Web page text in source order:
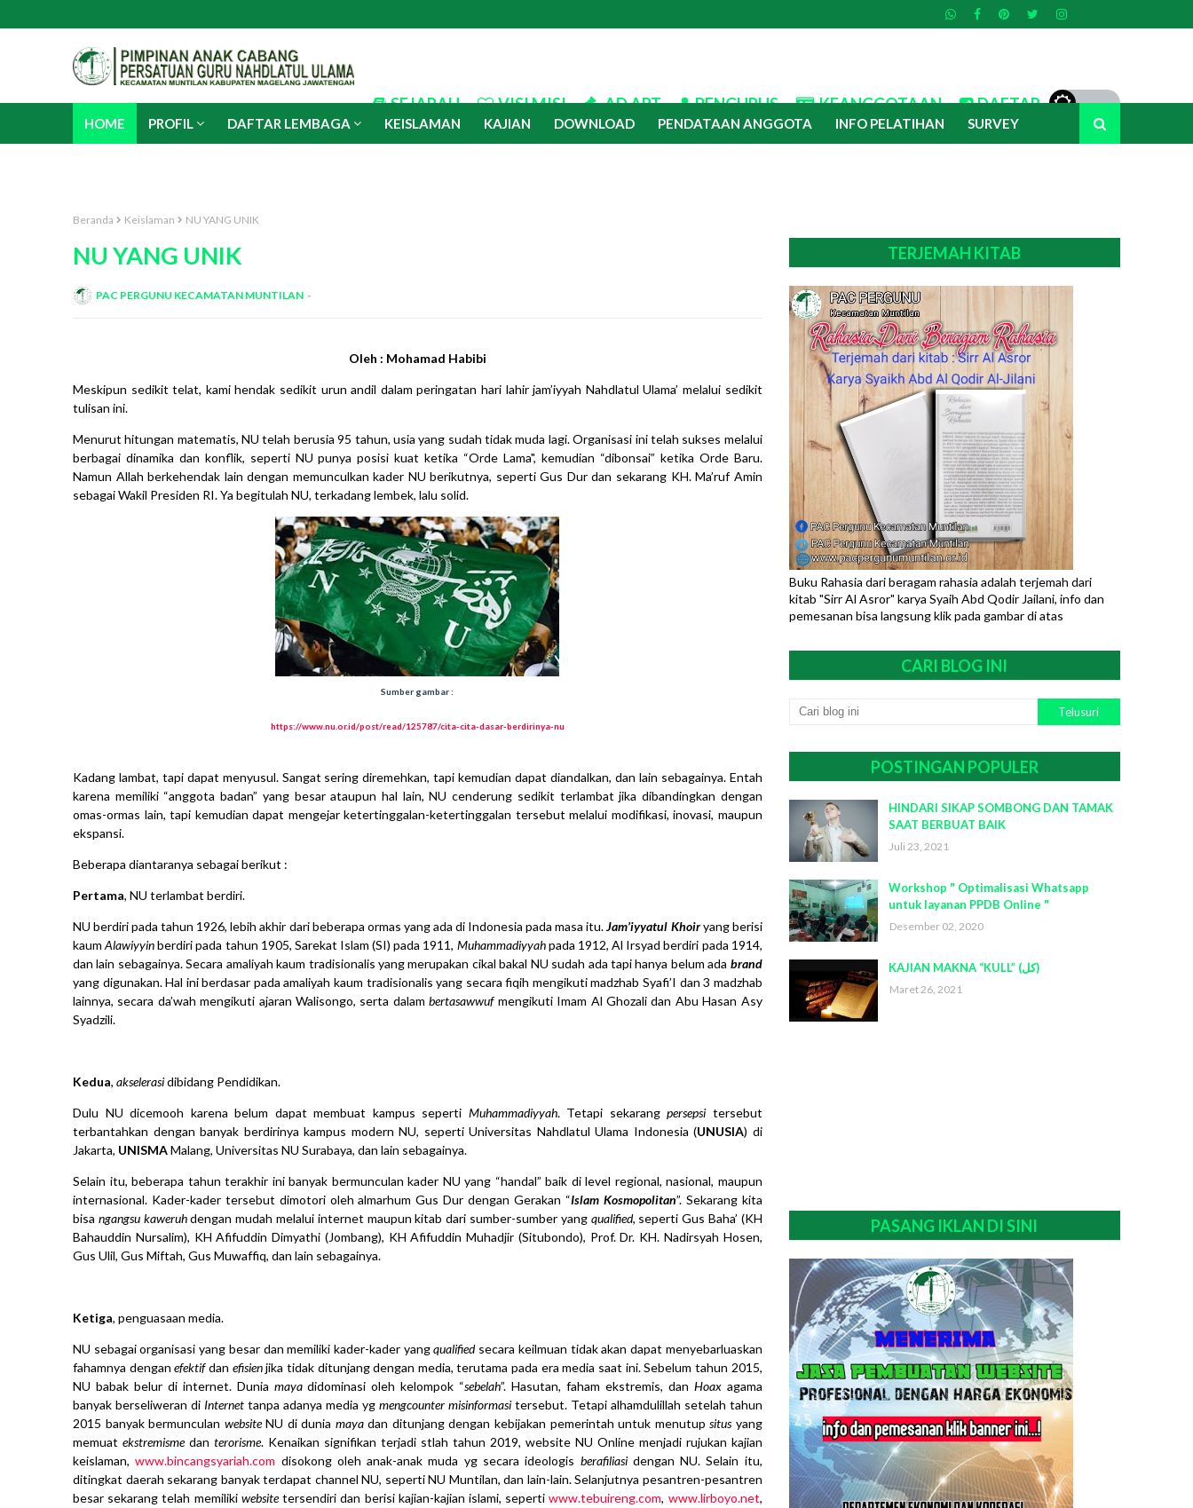
SEJARAH VISI MISI AD ART PENGURUS KEANGGOTAAN DAFTAR
HOME PROFIL DAFTAR LEMBAGA KEISLAMAN KAJIAN DOWNLOAD PENDATAAN ANGGOTA INFO PELATIHAN SURVEY
Beranda Keislaman NU YANG UNIK
NU YANG UNIK
PAC PERGUNU KECAMATAN MUNTILAN
Oleh : Mohamad Habibi
Meskipun sedikit telat, kami hendak sedikit urun andil dalam peringatan hari lahir jam’iyyah Nahdlatul Ulama’ melalui sedikit
tulisan ini.
Menurut hitungan matematis, NU telah berusia 95 tahun, usia yang sudah tidak muda lagi. Organisasi ini telah sukses melalui
berbagai dinamika dan konflik, seperti NU punya posisi kuat ketika “Orde Lama", kemudian “dibonsai” ketika Orde Baru.
Namun Allah berkehendak lain dengan memunculkan kader NU berikutnya, seperti Gus Dur dan sekarang KH. Ma’ruf Amin
sebagai Wakil Presiden RI. Ya begitulah NU, terkadang lembek, lalu solid.
Sumber gambar :
https://www.nu.or.id/post/read/125787/cita-cita-dasar-berdirinya-nu
Kadang lambat, tapi dapat menyusul. Sangat sering diremehkan, tapi kemudian dapat diandalkan, dan lain sebagainya. Entah
karena memiliki “anggota badan” yang besar ataupun hal lain, NU cenderung sedikit terlambat jika dibandingkan dengan
omas-ormas lain, tapi kemudian dapat mengejar ketertinggalan-ketertinggalan tersebut melalui modifikasi, inovasi, maupun
ekspansi.
Beberapa diantaranya sebagai berikut :
Pertama, NU terlambat berdiri.
NU berdiri pada tahun 1926, lebih akhir dari beberapa ormas yang ada di Indonesia pada masa itu.Jam’iyyatul Khoiryang berisi
kaumAlawiyyinberdiri pada tahun 1905, Sarekat Islam (SI) pada 1911, Muhammadiyyahpada 1912, Al Irsyad berdiri pada 1914,
dan lain sebagainya. Secara amaliyah kaum tradisionalis yang merupakan cikal bakal NU sudah ada tapi hanya belum ada brand
yang digunakan. Hal ini berdasar pada amaliyah kaum tradisionalis yang secara fiqih mengikuti madzhab Syafi’I dan 3 madzhab
lainnya, secara da’wah mengikuti ajaran Walisongo, serta dalambertasawwufmengikuti Imam Al Ghozali dan Abu Hasan Asy
Syadzili.
Kedua, akselerasidibidang Pendidikan.
Dulu NU dicemooh karena belum dapat membuat kampus seperti Muhammadiyyah. Tetapi sekarangpersepsi tersebut
terbantahkan dengan banyak berdirinya kampus modern NU, seperti Universitas Nahdlatul Ulama Indonesia (UNUSIA) di
Jakarta, UNISMAMalang, Universitas NU Surabaya, dan lain sebagainya.
Selain itu, beberapa tahun terakhir ini banyak bermunculan kader NU yang “handal” baik di level regional, nasional, maupun
internasional. Kader-kader tersebut dimotori oleh almarhum Gus Dur dengan Gerakan “Islam Kosmopolitan”. Sekarang kita
bisa ngangsu kaweruhdengan mudah melalui internet maupun kitab dari sumber-sumber yang qualified, seperti Gus Baha’ (KH
Bahauddin Nursalim), KH Afifuddin Dimyathi (Jombang), KH Afifuddin Muhadjir (Situbondo), Prof. Dr. KH. Nadirsyah Hosen,
Gus Ulil, Gus Miftah, Gus Muwaffiq, dan lain sebagainya.
Ketiga, penguasaan media.
NU sebagai organisasi yang besar dan memiliki kader-kader yangqualifiedsecara keilmuan tidak akan dapat menyebarluaskan
fahamnya denganefektifdan efisienjika tidak ditunjang dengan media, terutama pada era media saat ini. Sebelum tahun 2015,
NU babak belur di internet. Dunia mayadidominasi oleh kelompok “sebelah”. Hasutan, faham ekstremis, dan Hoaxagama
banyak berseliweran di Internettanpa adanya media yg mengcounter misinformasitersebut. Tetapi alhamdulillah setelah tahun
2015 banyak bermunculan websiteNU di dunia mayadan ditunjang dengan kebijakan pemerintah untuk menutupsitusyang
memuat ekstremismedan terorisme. Kenaikan signifikan terjadi stlah tahun 2019, website NU Online menjadi rujukan kajian
keislaman,www.bincangsyariah.com disokong oleh anak-anak muda yg secara ideologis berafiliasidengan NU. Selain itu,
ditingkat daerah sekarang banyak terdapat channel NU, seperti NU Muntilan, dan lain-lain. Selanjutnya pesantren-pesantren
besar sekarang telah memiliki websitetersendiri dan berisi kajian-kajian islami, sepertiwww.tebuireng.com, www.lirboyo.net,
TERJEMAH KITAB
Buku Rahasia dari beragam rahasia adalah terjemah dari
kitab "Sirr Al Asror" karya Syaih Abd Qodir Jailani, info dan
pemesanan bisa langsung klik pada gambar di atas
CARI BLOG INI
POSTINGAN POPULER
HINDARI SIKAP SOMBONG DAN TAMAK
SAAT BERBUAT BAIK
Juli 23, 2021
Workshop " Optimalisasi Whatsapp
untuk layanan PPDB Online "
Desember 02, 2020
KAJIAN MAKNA “KULL” (كل)
Maret 26, 2021
PASANG IKLAN DI SINI